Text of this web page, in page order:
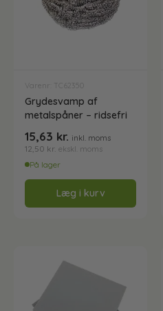
Gulvmoppe
Klude
Mopholdere / fremfører
Skafter til fremfører m.m.
Støvlerenser og svampe
Varenr: TC62350
Grydesvamp af
metalspåner – ridsefri
15,63 kr. inkl. moms
12,50 kr. ekskl. moms
På lager
Læg i kurv